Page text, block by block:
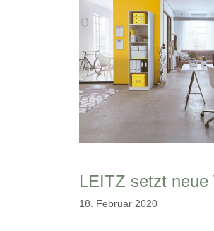
LEITZ setzt
18. Februar 2020